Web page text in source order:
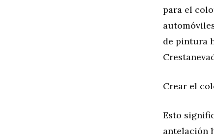
para el
de pintura
Crear el
Esto
antelación